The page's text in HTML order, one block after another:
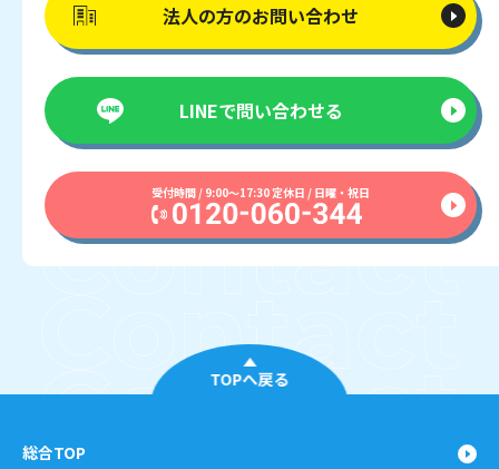
法人の方のお問い合わせ
LINEで問い合わせる
受付時間 / 9:00〜17:30 定休日 / 日曜・祝日
TOPへ戻る
総合TOP